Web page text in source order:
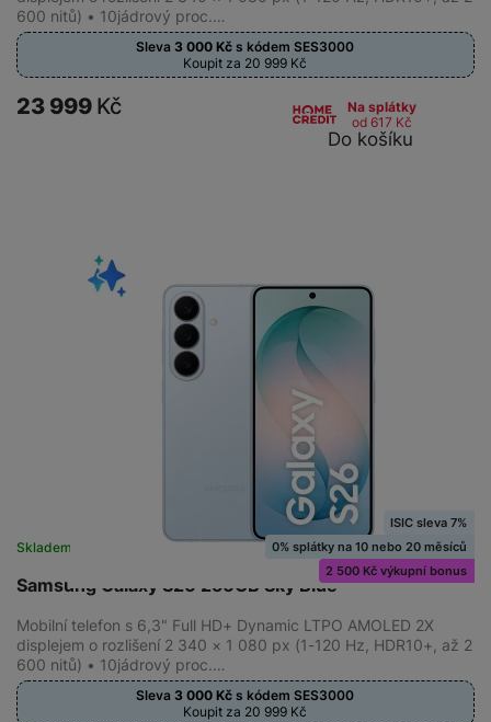
600 nitů) • 10jádrový proc.…
Sleva 3 000Kč s kódemSES3000
Koupit za 20 999 Kč
23 999 Kč
Na splátky
od 617 Kč
Do košíku
Samsung Galaxy S26 256GB Sky Blue
Skladem na prodejně na 6 prodejnách
ISIC sleva 7%
0% splátky na 10 nebo 20 měsíců
2 500 Kč výkupní bonus
Mobilní telefon s 6,3" Full HD+ Dynamic LTPO AMOLED 2X
displejem o rozlišení 2 340 × 1 080 px (1-120 Hz, HDR10+, až 2
600 nitů) • 10jádrový proc.…
Sleva 3 000Kč s kódemSES3000
Koupit za 20 999 Kč